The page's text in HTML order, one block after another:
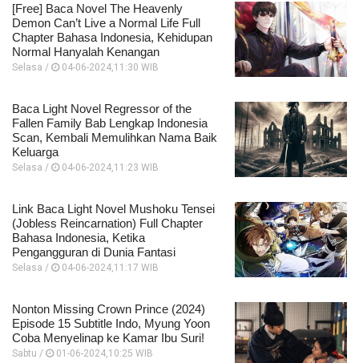
[Free] Baca Novel The Heavenly
Demon Can’t Live a Normal Life Full
Chapter Bahasa Indonesia, Kehidupan
Normal Hanyalah Kenangan
Selasa / 04-06-2024,11:30 WIB
Baca Light Novel Regressor of the
Fallen Family Bab Lengkap Indonesia
Scan, Kembali Memulihkan Nama Baik
Keluarga
Selasa / 04-06-2024,11:23 WIB
Link Baca Light Novel Mushoku Tensei
(Jobless Reincarnation) Full Chapter
Bahasa Indonesia, Ketika
Pengangguran di Dunia Fantasi
Selasa / 04-06-2024,11:17 WIB
Nonton Missing Crown Prince (2024)
Episode 15 Subtitle Indo, Myung Yoon
Coba Menyelinap ke Kamar Ibu Suri!
Sabtu / 01-06-2024,10:25 WIB